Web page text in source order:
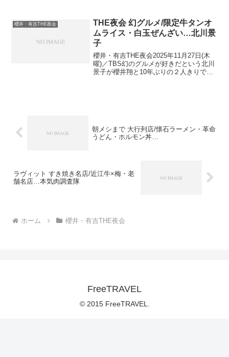
樹&SixTONES髙地優吾 京都旅出...
櫻井・有吉THE夜会
THE夜会 幻グルメ/限定牛タンオ
ムライス・白玉ぜんざい…北川景
子
櫻井・有吉THE夜会2025年11月27日(木
曜)／TBS幻のグルメが好きだという北川
景子が櫻井翔と10年ぶりの２人きりでロ
朝メシまで 大行列店/懐石ラーメン・革命
うどん・ホルモン丼…
ラヴィット すき焼き名店/近江牛×梅・老
舗名店…本気肉調査隊
ホーム 櫻井・有吉THE夜会
FreeTRAVEL
© 2015 FreeTRAVEL.